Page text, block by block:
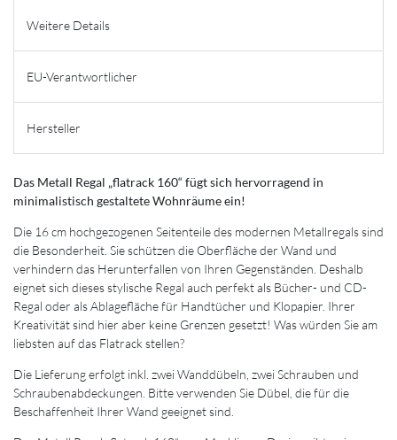
Weitere Details
EU-Verantwortlicher
Hersteller
Das Metall Regal „flatrack 160“ fügt sich hervorragend in
minimalistisch gestaltete Wohnräume ein!
Die 16 cm hochgezogenen Seitenteile des modernen Metallregals sind
die Besonderheit. Sie schützen die Oberfläche der Wand und
verhindern das Herunterfallen von Ihren Gegenständen. Deshalb
eignet sich dieses stylische Regal auch perfekt als Bücher- und CD-
Regal oder als Ablagefläche für Handtücher und Klopapier. Ihrer
Kreativität sind hier aber keine Grenzen gesetzt! Was würden Sie am
liebsten auf das Flatrack stellen?
Die Lieferung erfolgt inkl. zwei Wanddübeln, zwei Schrauben und
Schraubenabdeckungen. Bitte verwenden Sie Dübel, die für die
Beschaffenheit Ihrer Wand geeignet sind.